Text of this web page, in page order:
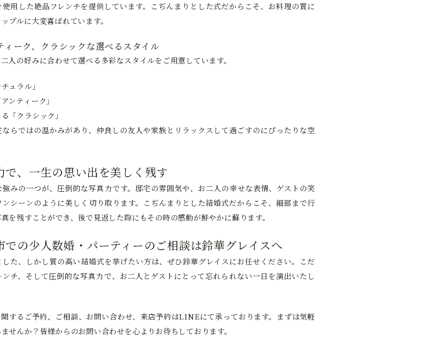
用した絶品フレンチを提供しています。こぢんまりとした式だからこそ、お料理の質に
プルに大変喜ばれています。
ィーク、クラシックな選べるスタイル
人の好みに合わせて選べる多彩なスタイルをご用意しています。
ュラル」
ンティーク」
「クラシック」
らではの温かみがあり、仲良しの友人や家族とリラックスして過ごすのにぴったりな空
で、一生の思い出を美しく残す
みの一つが、圧倒的な写真力です。邸宅の雰囲気や、お二人の幸せな表情、ゲストの笑
シーンのように美しく切り取ります。こぢんまりとした結婚式だからこそ、細部まで行
を残すことができ、後で見返した際にもその時の感動が鮮やかに蘇ります。
での少人数婚・パーティーのご相談は鈴華グレイスへ
た、しかし質の高い結婚式を挙げたい方は、ぜひ鈴華グレイスにお任せください。こだ
チ、そして圧倒的な写真力で、お二人とゲストにとって忘れられない一日を演出いたし
するご予約、ご相談、お問い合わせ、来店予約はLINEにて承っております。まずは気軽
せんか？皆様からのお問い合わせを心よりお待ちしております。